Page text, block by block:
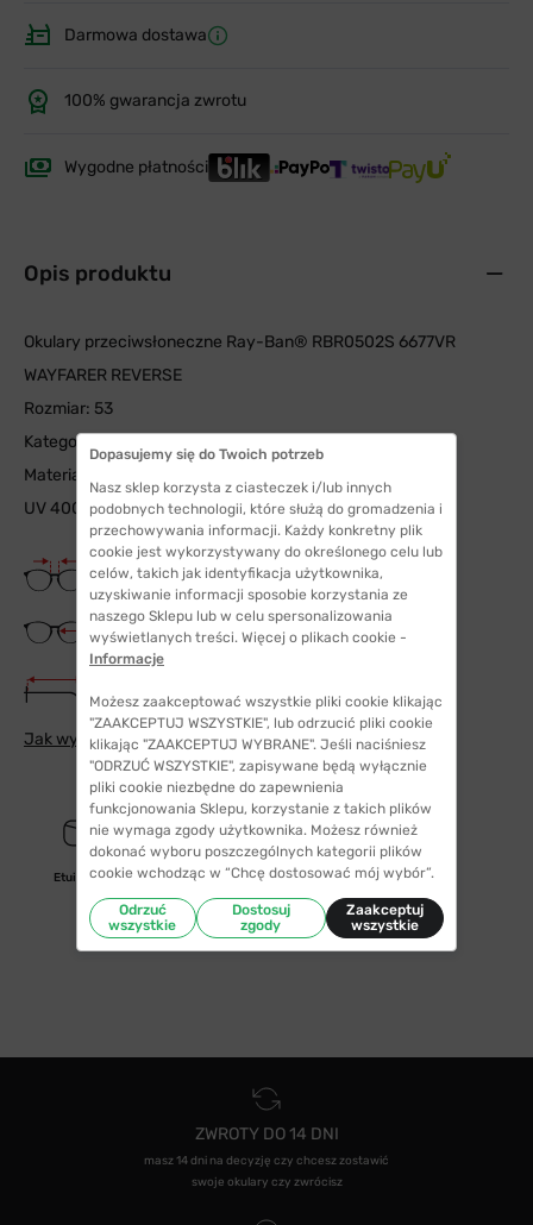
Darmowa dostawa
100% gwarancja zwrotu
Wygodne płatności
Opis produktu
Okulary przeciwsłoneczne Ray-Ban® RBR0502S 6677VR
WAYFARER REVERSE
Rozmiar: 53
Kategoria filtra słonecznego: 3n
Materiał soczewki: Poliamid Bio
UV 400
Szerokość mostka
20 mm
Szerokość szkła
53 mm
145 mm
Jak wybrać odpowiedni rozmiar
Etui/woreczek
ZWROTY DO 14 DNI
masz 14 dni na decyzję czy chcesz zostawić
swoje okulary czy zwrócisz
Dopasujemy się do Twoich potrzeb
Nasz sklep korzysta z ciasteczek i/lub innych
podobnych technologii, które służą do gromadzenia i
przechowywania informacji. Każdy konkretny plik
cookie jest wykorzystywany do określonego celu lub
celów, takich jak identyfikacja użytkownika,
uzyskiwanie informacji sposobie korzystania ze
naszego Sklepu lub w celu spersonalizowania
wyświetlanych treści. Więcej o plikach cookie -
Informacje
Możesz zaakceptować wszystkie pliki cookie klikając
"ZAAKCEPTUJ WSZYSTKIE", lub odrzucić pliki cookie
klikając "ZAAKCEPTUJ WYBRANE". Jeśli naciśniesz
"ODRZUĆ WSZYSTKIE", zapisywane będą wyłącznie
pliki cookie niezbędne do zapewnienia
funkcjonowania Sklepu, korzystanie z takich plików
nie wymaga zgody użytkownika. Możesz również
dokonać wyboru poszczególnych kategorii plików
cookie wchodząc w “Chcę dostosować mój wybór”.
Odrzuć
wszystkie
Dostosuj
zgody
Zaakceptuj
wszystkie